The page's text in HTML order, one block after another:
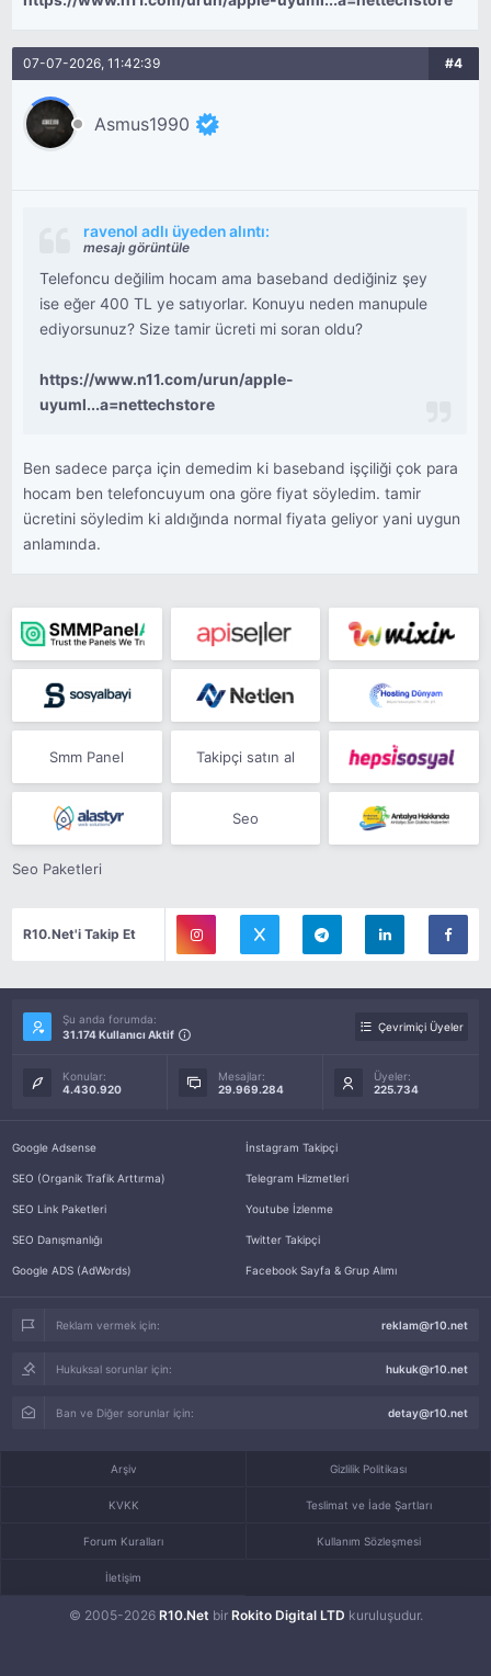
07-07-2026, 11:42:39 #4
Asmus1990
ravenol adlı üyeden alıntı:
mesajı görüntüle
Telefoncu değilim hocam ama baseband dediğiniz şey
ise eğer 400 TL ye satıyorlar. Konuyu neden manupule
ediyorsunuz? Size tamir ücreti mi soran oldu?
https://www.n11.com/urun/apple-
uyuml...a=nettechstore
Ben sadece parça için demedim ki baseband işçiliği çok para
hocam ben telefoncuyum ona göre fiyat söyledim. tamir
ücretini söyledim ki aldığında normal fiyata geliyor yani uygun
anlamında.
Smm Panel Takipçi satın al
Seo
Seo Paketleri
R10.Net'i Takip Et
Şu anda forumda:
31.174 Kullanıcı Aktif
Çevrimiçi Üyeler
Konular:
4.430.920
Mesajlar:
29.969.284
Üyeler:
225.734
Google Adsense
SEO (Organik Trafik Arttırma)
SEO Link Paketleri
SEO Danışmanlığı
Google ADS (AdWords)
İnstagram Takipçi
Telegram Hizmetleri
Youtube İzlenme
Twitter Takipçi
Facebook Sayfa & Grup Alımı
Reklam vermek için: reklam@r10.net
Hukuksal sorunlar için: hukuk@r10.net
Ban ve Diğer sorunlar için: detay@r10.net
© 2005-2026 R10.Net bir Rokito Digital LTD kuruluşudur.
Arşiv Gizlilik Politikası
KVKK Teslimat ve İade Şartları
Forum Kuralları Kullanım Sözleşmesi
İletişim